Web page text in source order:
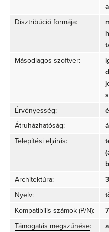
Disztribúció formája:
Másodlagos szoftver:
Érvényesség:
Átruházhatóság:
Telepítési eljárás:
Architektúra:
Nyelv:
Kompatibilis számok (P/N):
Támogatás megszűnése: